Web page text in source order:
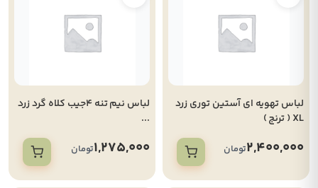
لباس تهویه ای آستین توری زرد
XL ( ترنج )
2,400,000تومان
لباس نیم تنه 4جیب کلاه گرد زرد
...
1,275,000تومان